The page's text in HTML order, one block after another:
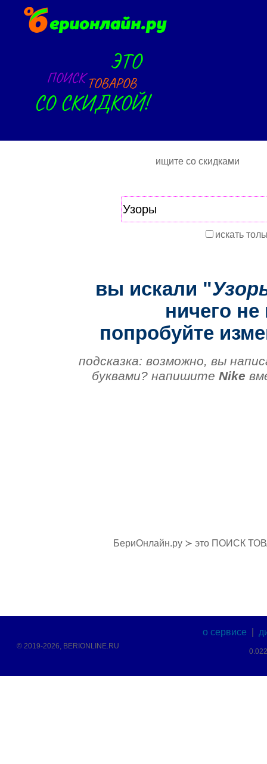
ищите со скидками
искать
вы искали "
ничего
попробуйте
подсказка: возможно, вы
буквами? напишите Nike
БериОнлайн.ру ≻ это ПОИСК
© 2019-2026, BERIONLINE.RU
о сервисе